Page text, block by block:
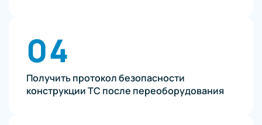
04
Получить протокол безопасности
конструкции ТС после переоборудования